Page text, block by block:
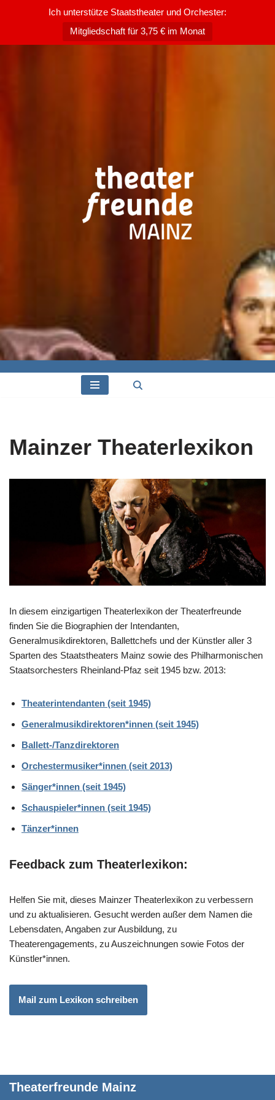
Ich unterstütze Staatstheater und Orchester:
Mitgliedschaft für 3,75 € im Monat
Mainzer Theaterlexikon
In diesem einzigartigen Theaterlexikon der Theaterfreunde
finden Sie die Biographien der Intendanten,
Generalmusikdirektoren, Ballettchefs und der Künstler aller 3
Sparten des Staatstheaters Mainz sowie des Philharmonischen
Staatsorchesters Rheinland-Pfaz seit 1945 bzw. 2013:
Theaterintendanten (seit 1945)
Generalmusikdirektoren*innen (seit 1945)
Ballett-/Tanzdirektoren
Orchestermusiker*innen (seit 2013)
Sänger*innen (seit 1945)
Schauspieler*innen (seit 1945)
Tänzer*innen
Feedback zum Theaterlexikon:
Helfen Sie mit, dieses Mainzer Theaterlexikon zu verbessern
und zu aktualisieren. Gesucht werden außer dem Namen die
Lebensdaten, Angaben zur Ausbildung, zu
Theaterengagements, zu Auszeichnungen sowie Fotos der
Künstler*innen.
Mail zum Lexikon schreiben
Theaterfreunde Mainz